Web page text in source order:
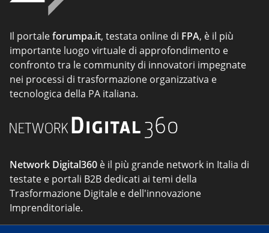
Il portaleforumpa.it, testata online di FPA, è il più
importante luogo virtuale di approfondimento e
confronto tra le community di innovatori impegnate
nei processi di trasformazione organizzativa e
tecnologica della PA italiana.
Network Digital360 è il più grande network in Italia di
testate e portali B2B dedicati ai temi della
Trasformazione Digitale e dell'innovazione
Imprenditoriale.